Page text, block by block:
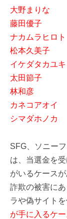
大野まりな
藤田優子
ナカムラヒロト
松本久美子
イケダタカユキ
太田節子
林和彦
カネコアオイ
シマダホノカ
SFG、ソニー
は、当選金を
がいるケース
詐欺の被害に
ラや偽サイト
が手に入るケ